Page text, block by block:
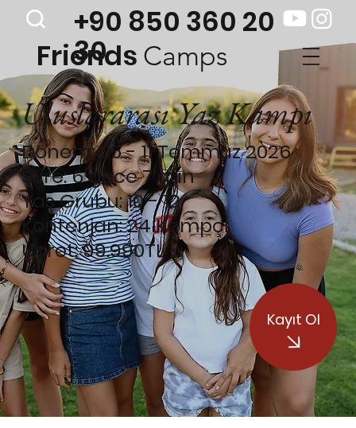
+90 850 360 20
30
Friends Camps
Uluslararası Yaz Kampı
Dönem: 05 - 11 Temmuz 2026
Süre: 6 gece 7 gün
Yaş Grubu: 10 - 12
Kontenjan: 24 Kampçı
Ücret: 99.990TL
Kayıt Ol